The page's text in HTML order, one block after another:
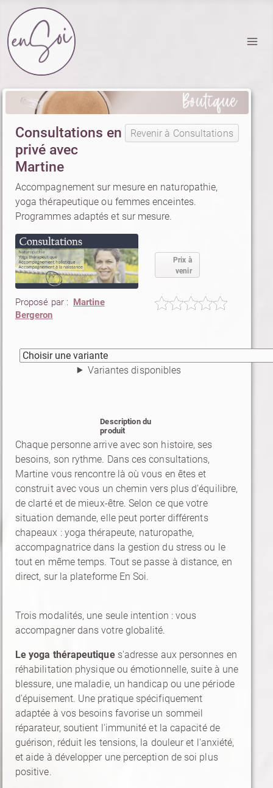
Section Boutique EnSoi
Revenir à Consultations
Consultations en
privé avec
Martine
Accompagnement sur mesure en naturopathie,
yoga thérapeutique ou femmes enceintes.
Programmes adaptés et sur mesure.
Proposé par : Martine
Bergeron
Prix à
venir
Variantes disponibles
Description du
produit
Chaque personne arrive avec son histoire, ses
besoins, son rythme. Dans ces consultations,
Martine vous rencontre là où vous en êtes et
construit avec vous un chemin vers plus d'équilibre,
de clarté et de mieux-être. Selon ce que votre
situation demande, elle peut porter différents
chapeaux : yoga thérapeute, naturopathe,
accompagnatrice dans la gestion du stress ou le
tout en même temps. Tout se passe à distance, en
direct, sur la plateforme En Soi.
Trois modalités, une seule intention : vous
accompagner dans votre globalité.
Le yoga thérapeutiques'adresse aux personnes en
réhabilitation physique ou émotionnelle, suite à une
blessure, une maladie, un handicap ou une période
d'épuisement. Une pratique spécifiquement
adaptée à vos besoins favorise un sommeil
réparateur, soutient l'immunité et la capacité de
guérison, réduit les tensions, la douleur et l'anxiété,
et aide à développer une perception de soi plus
positive.